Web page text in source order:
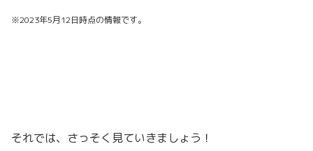
※2023年5月12日時点の情報です。
それでは、さっそく見ていきましょう！